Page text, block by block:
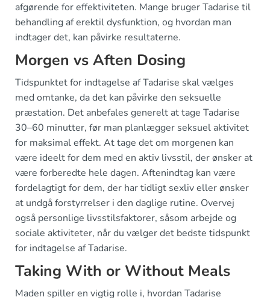
afgørende for effektiviteten. Mange bruger Tadarise til
behandling af erektil dysfunktion, og hvordan man
indtager det, kan påvirke resultaterne.
Morgen vs Aften Dosing
Tidspunktet for indtagelse af Tadarise skal vælges
med omtanke, da det kan påvirke den seksuelle
præstation. Det anbefales generelt at tage Tadarise
30–60 minutter, før man planlægger seksuel aktivitet
for maksimal effekt. At tage det om morgenen kan
være ideelt for dem med en aktiv livsstil, der ønsker at
være forberedte hele dagen. Aftenindtag kan være
fordelagtigt for dem, der har tidligt sexliv eller ønsker
at undgå forstyrrelser i den daglige rutine. Overvej
også personlige livsstilsfaktorer, såsom arbejde og
sociale aktiviteter, når du vælger det bedste tidspunkt
for indtagelse af Tadarise.
Taking With or Without Meals
Maden spiller en vigtig rolle i, hvordan Tadarise